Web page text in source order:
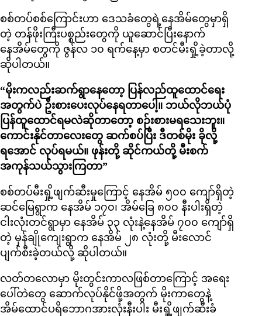
စစ်တပ်စစ်ကြောင်းဟာ ဒေသခံတွေရဲ့နေအိမ်တွေမှာရှိ
တဲ့ တန်ဖိုးကြီးပစ္စည်းတွေကို ယူဆောင်ပြီးနောက်
နေအိမ်တွေကို ဇွန်လ ၁၀ ရက်နေ့မှာ စတင်မီးရှို့ခဲ့တာလို့
ဆိုပါတယ်။
“မိုးကလည်းဆက်ရွာနေတော့ ပြန်လည်ထူထောင်ရေး
အတွက်ပဲ ဦးစားပေးလုပ်နေရတာပေါ့။ ဘယ်လိုဘယ်ပုံ
ပြန်ထူထောင်ရမလဲဆိုတာတော့ စဉ်းစားမရသေးဘူး။
ကောင်းနိုင်တာလေးတွေ ဆက်စပ်ပြီး ဒီတစ်မိုး ခိုလို့
ရအောင် လုပ်ရမယ်။ ဖုန်းတို့ ဆိုင်ကယ်တို့ မီးစက်
အကုန်သယ်သွားကြတာ”
စစ်တပ်မီးရှို့ဖျက်ဆီးမှုကြောင့် နေအိမ် ၅၀၀ ကျော်ရှိတဲ့
ဆင်မြေရွာက နေအိမ် ၁၇၀၊ အိမ်ခြေ ၈၀၀ နီးပါးရှိတဲ့
ငါးလုံးတင်ရွာမှာ နေအိမ် ၃၃ လုံးနဲ့နေအိမ် ၇၀၀ ကျော်ရှိ
တဲ့ မှန်ချိုကျေးရွာက နေအိမ် ၂၈ လုံးတို့ မီးလောင်
ပျက်စီးခဲ့တယ်လို့ ဆိုပါတယ်။
လတ်တလောမှာ မိုးတွင်းကာလဖြစ်တာကြောင့် အရေး
ပေါ်တဲတွေ ဆောက်လုပ်နိုင်ဖို့အတွက် မိုးကာတွေနဲ့
အိမ်ထောင်ပရိဘောဂအားလုံးနီးပါး မီးရှို့ဖျက်ဆီးခံ